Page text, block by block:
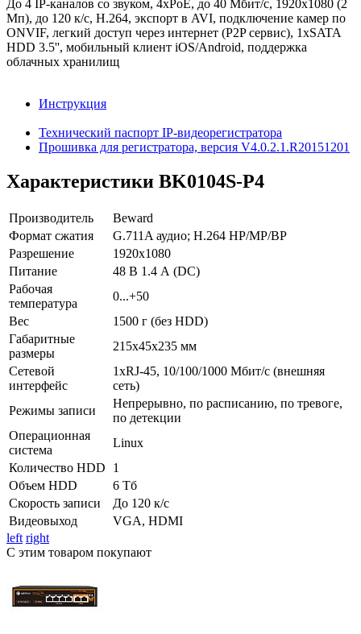
До 4 IP-каналов со звуком, 4xPoE, до 40 Мбит/с, 1920x1080 (2
Мп), до 120 к/с, Н.264, экспорт в AVI, подключение камер по
ONVIF, легкий доступ через интернет (P2P сервис), 1хSATA
HDD 3.5'', мобильный клиент iOS/Android, поддержка
облачных хранилищ
Инструкция
Технический паспорт IP-видеорегистратора
Прошивка для регистратора, версия V4.0.2.1.R20151201
Характеристики BK0104S-P4
Производитель
Beward
Формат сжатия
G.711A аудио; H.264 HP/MP/BP
Разрешение
1920x1080
Питание
48 В 1.4 А (DC)
Рабочая
температура
0...+50
Вес
1500 г (без HDD)
Габаритные
размеры
215x45x235 мм
Сетевой
интерфейс
1хRJ-45, 10/100/1000 Мбит/с (внешняя
сеть)
Режимы записи
Непрерывно, по расписанию, по тревоге,
по детекции
Операционная
система
Linux
Количество HDD
1
Объем HDD
6 Тб
Скорость записи
До 120 к/с
Видеовыход
VGA, HDMI
left right
С этим товаром покупают